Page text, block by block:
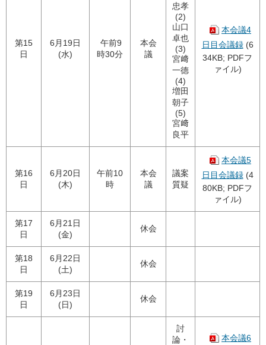
第15
日
6月19日
(水)
午前9
時30分
本会
議
忠孝
(2)
山口
卓也
(3)
宮﨑
一德
(4)
増田
朝子
(5)
宮﨑
良平
本会議4
日目会議録(6
34KB; PDFフ
ァイル)
第16
日
6月20日
(木)
午前10
時
本会
議
議案
質疑
本会議5
日目会議録(4
80KB; PDFフ
ァイル)
第17
日
6月21日
(金)
休会
第18
日
6月22日
(土)
休会
第19
日
6月23日
(日)
休会
討
論・
本会議6